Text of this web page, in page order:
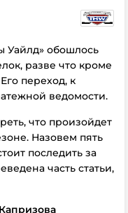
Уайлд» обошлось
разве что кроме
переход, к
ведомости.
что произойдет
Назовем пять
последить за
часть статьи,